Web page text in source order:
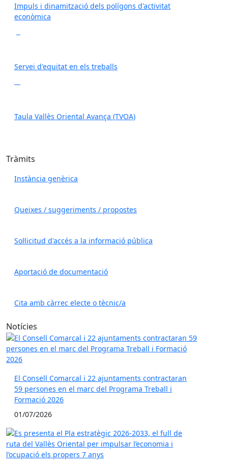
Impuls i dinamització dels polígons d'activitat
econòmica
Servei d'equitat en els treballs
Taula Vallès Oriental Avança (TVOA)
Tràmits
Instància genèrica
Queixes / suggeriments / propostes
Sol·licitud d'accés a la informació pública
Aportació de documentació
Cita amb càrrec electe o tècnic/a
Notícies
El Consell Comarcal i 22 ajuntaments contractaran
59 persones en el marc del Programa Treball i
Formació 2026
01/07/2026